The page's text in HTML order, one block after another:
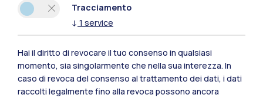
Tutti i siti dell’ecosistema
Residenze Frontiere
Tracciamento
↓ 1 service
Hai il diritto di revocare il tuo consenso in qualsiasi
momento, sia singolarmente che nella sua interezza. In
caso di revoca del consenso al trattamento dei dati, i dati
raccolti legalmente fino alla revoca possono ancora